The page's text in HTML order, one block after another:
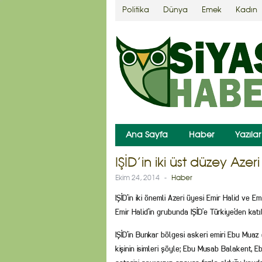
Politika Dünya Emek Kadın
Ana Sayfa Haber Yazılar
IŞİD’in iki üst düzey
Ekim 24, 2014 - Haber
IŞİD’in iki önemli Azeri üyesi Emir Halid ve
Emir Halid’in grubunda IŞİD’e Türkiye’den
IŞİD’in Bunkar bölgesi askeri emiri Ebu
kişinin isimleri şöyle; Ebu Musab Balakent,